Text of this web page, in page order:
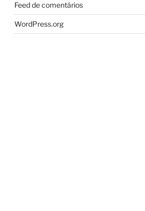
Feed de comentários
WordPress.org